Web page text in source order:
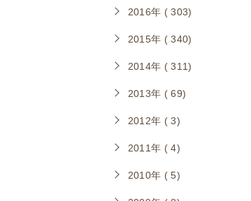
2016年 ( 303)
2015年 ( 340)
2014年 ( 311)
2013年 ( 69)
2012年 ( 3)
2011年 ( 4)
2010年 ( 5)